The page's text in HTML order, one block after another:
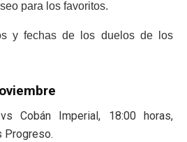
para los favoritos.
y fechas de los duelos de los
Cobán Imperial, 18:00 horas,
Progreso.